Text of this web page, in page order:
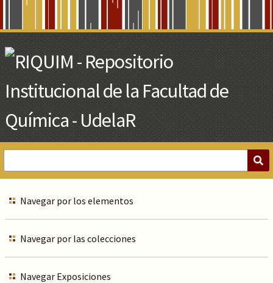
Main
Content
Navegar por los elementos
Navegar por las colecciones
Navegar Exposiciones